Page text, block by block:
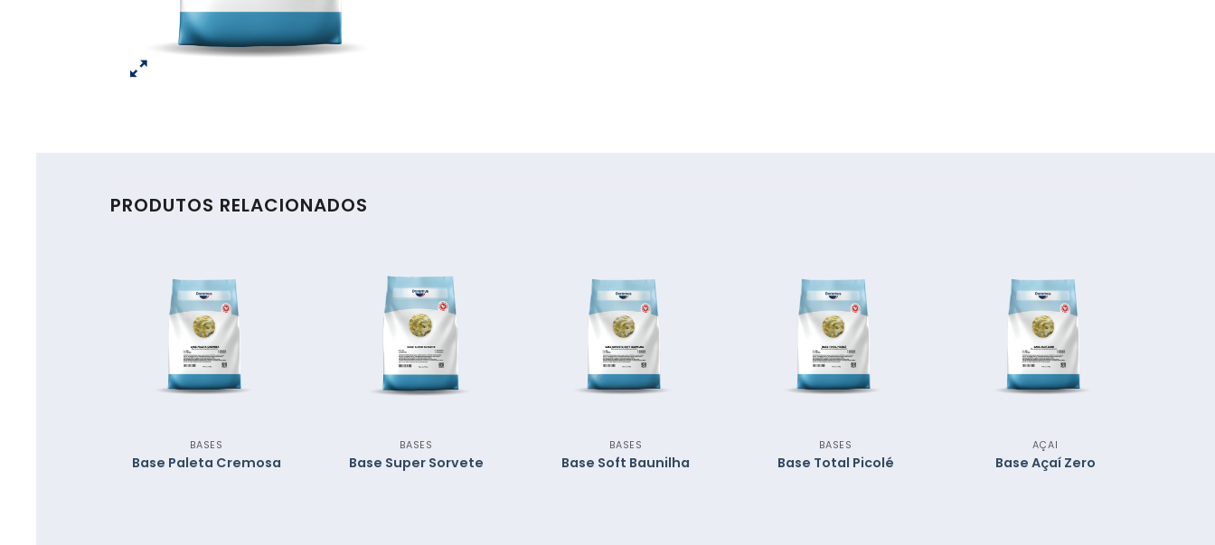
PRODUTOS RELACIONADOS
BASES
Base Paleta Cremosa
BASES
Base Super Sorvete
BASES
Base Soft Baunilha
BASES
Base Total Picolé
AÇAI
Base Açaí Zero